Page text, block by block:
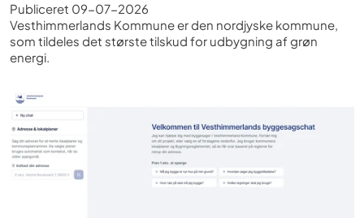
Publiceret 09-07-2026
Vesthimmerlands Kommune er den nordjyske kommune,
som tildeles det største tilskud for udbygning af grøn
energi.